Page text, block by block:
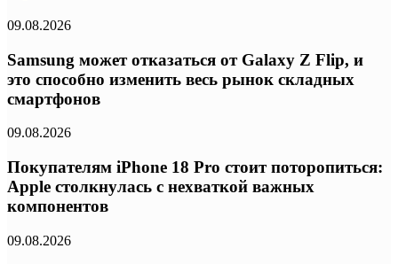
09.08.2026
Samsung может отказаться от Galaxy Z Flip, и
это способно изменить весь рынок складных
смартфонов
09.08.2026
Покупателям iPhone 18 Pro стоит поторопиться:
Apple столкнулась с нехваткой важных
компонентов
09.08.2026